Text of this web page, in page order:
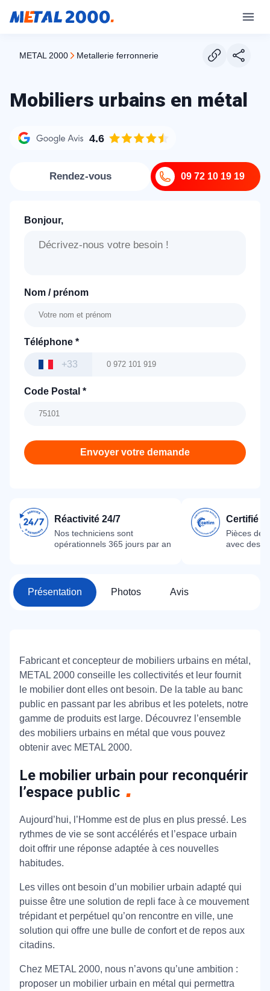
METAL 2000 metallerie ferronnerie
Mobiliers urbains en métal
4.6
09 72 10 19 19
Rendez-vous
Bonjour,
Nom / prénom
Téléphone *
+33
Code Postal *
Envoyer votre demande
Réactivité 24/7
Nos techniciens sont
opérationnels 365 jours par an
Certifié
Pièces
avec des
Présentation Photos Avis
Fabricant et concepteur de mobiliers urbains en métal,
METAL 2000 conseille les collectivités et leur fournit
le mobilier dont elles ont besoin. De la table au banc
public en passant par les abribus et les potelets, notre
gamme de produits est large. Découvrez l’ensemble
des mobiliers urbains en métal que vous pouvez
obtenir avec METAL 2000.
Le mobilier urbain pour reconquérir
l’espace public
Aujourd’hui, l’Homme est de plus en plus pressé. Les
rythmes de vie se sont accélérés et l’espace urbain
doit offrir une réponse adaptée à ces nouvelles
habitudes.
Les villes ont besoin d’un mobilier urbain adapté qui
puisse être une solution de repli face à ce mouvement
trépidant et perpétuel qu’on rencontre en ville, une
solution qui offre une bulle de confort et de repos aux
citadins.
Chez METAL 2000, nous n’avons qu’une ambition :
proposer un mobilier urbain en métal qui permettra